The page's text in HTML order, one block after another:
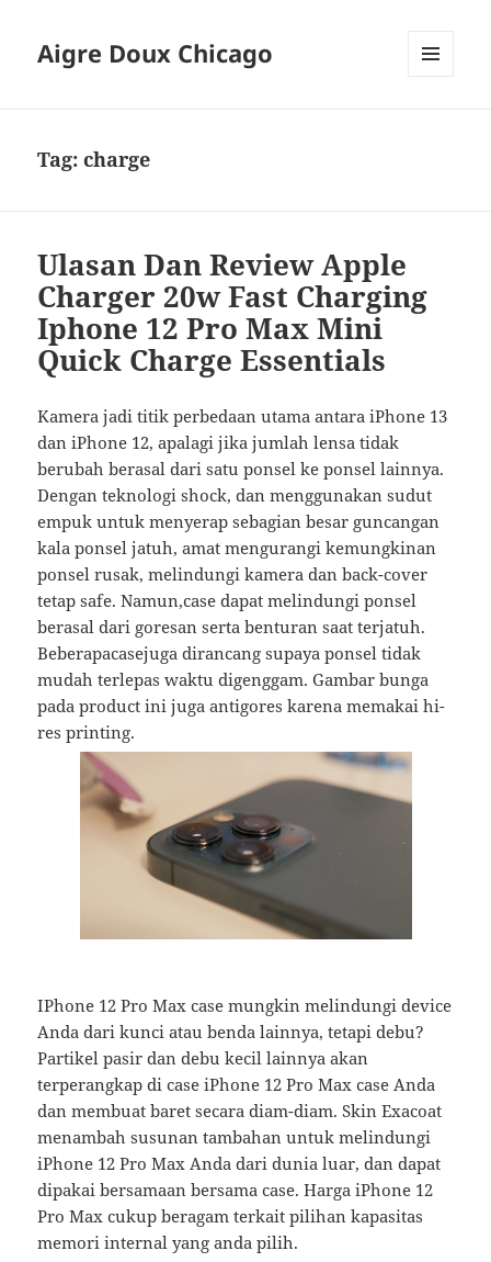
Aigre Doux Chicago
Tag:charge
Ulasan Dan Review Apple
Charger 20w Fast Charging
Iphone 12 Pro Max Mini
Quick Charge Essentials
Kamera jadi titik perbedaan utama antara iPhone 13
dan iPhone 12, apalagi jika jumlah lensa tidak
berubah berasal dari satu ponsel ke ponsel lainnya.
Dengan teknologi shock, dan menggunakan sudut
empuk untuk menyerap sebagian besar guncangan
kala ponsel jatuh, amat mengurangi kemungkinan
ponsel rusak, melindungi kamera dan back-cover
tetap safe. Namun,case dapat melindungi ponsel
berasal dari goresan serta benturan saat terjatuh.
Beberapacasejuga dirancang supaya ponsel tidak
mudah terlepas waktu digenggam. Gambar bunga
pada product ini juga antigores karena memakai hi-
res printing.
IPhone 12 Pro Max case mungkin melindungi device
Anda dari kunci atau benda lainnya, tetapi debu?
Partikel pasir dan debu kecil lainnya akan
terperangkap di case iPhone 12 Pro Max case Anda
dan membuat baret secara diam-diam. Skin Exacoat
menambah susunan tambahan untuk melindungi
iPhone 12 Pro Max Anda dari dunia luar, dan dapat
dipakai bersamaan bersama case. Harga iPhone 12
Pro Max cukup beragam terkait pilihan kapasitas
memori internal yang anda pilih.